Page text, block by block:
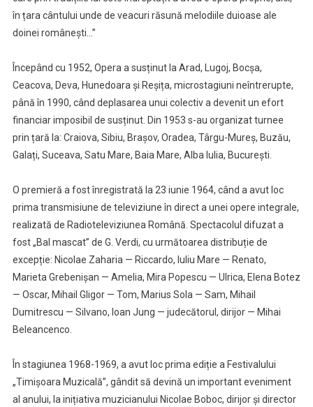
în țara cântului unde de veacuri răsună melodiile duioase ale
doinei românești…”
Începând cu 1952, Opera a susținut la Arad, Lugoj, Bocșa,
Ceacova, Deva, Hunedoara și Reșița, microstagiuni neîntrerupte,
până în 1990, când deplasarea unui colectiv a devenit un efort
financiar imposibil de susținut. Din 1953 s-au organizat turnee
prin țară la: Craiova, Sibiu, Brașov, Oradea, Târgu-Mureș, Buzău,
Galați, Suceava, Satu Mare, Baia Mare, Alba Iulia, București.
O premieră a fost înregistrată la 23 iunie 1964, când a avut loc
prima transmisiune de televiziune în direct a unei opere integrale,
realizată de Radioteleviziunea Română. Spectacolul difuzat a
fost „Bal mascat” de G. Verdi, cu următoarea distribuție de
excepție: Nicolae Zaharia — Riccardo, Iuliu Mare — Renato,
Marieta Grebenișan — Amelia, Mira Popescu — Ulrica, Elena Botez
— Oscar, Mihail Gligor — Tom, Marius Sola — Sam, Mihail
Dumitrescu — Silvano, Ioan Jung — judecătorul, dirijor — Mihai
Beleancenco.
În stagiunea 1968-1969, a avut loc prima ediție a Festivalului
„Timișoara Muzicală”, gândit să devină un important eveniment
al anului, la inițiativa muzicianului Nicolae Boboc, dirijor și director